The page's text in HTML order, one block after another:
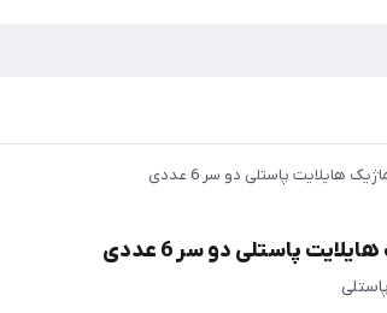
هایلایت پاستلی دو سر 6 عددی
پاستلی دو سر 6 عددی